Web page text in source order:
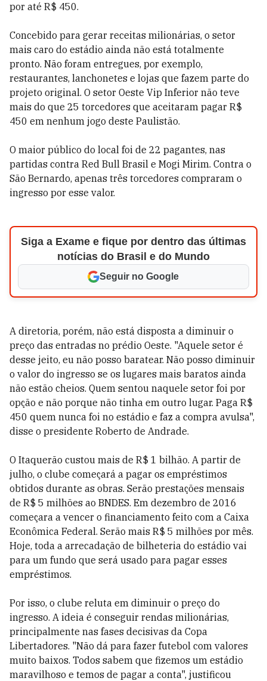
por até R$ 450.
Concebido para gerar receitas milionárias, o setor
mais caro do estádio ainda não está totalmente
pronto. Não foram entregues, por exemplo,
restaurantes, lanchonetes e lojas que fazem parte do
projeto original. O setor Oeste Vip Inferior não teve
mais do que 25 torcedores que aceitaram pagar R$
450 em nenhum jogo deste Paulistão.
O maior público do local foi de 22 pagantes, nas
partidas contra Red Bull Brasil e Mogi Mirim. Contra o
São Bernardo, apenas três torcedores compraram o
ingresso por esse valor.
Siga a Exame e fique por dentro das últimas
notícias do Brasil e do Mundo
Seguir no Google
A diretoria, porém, não está disposta a diminuir o
preço das entradas no prédio Oeste. "Aquele setor é
desse jeito, eu não posso baratear. Não posso diminuir
o valor do ingresso se os lugares mais baratos ainda
não estão cheios. Quem sentou naquele setor foi por
opção e não porque não tinha em outro lugar. Paga R$
450 quem nunca foi no estádio e faz a compra avulsa",
disse o presidente Roberto de Andrade.
O Itaquerão custou mais de R$ 1 bilhão. A partir de
julho, o clube começará a pagar os empréstimos
obtidos durante as obras. Serão prestações mensais
de R$ 5 milhões ao BNDES. Em dezembro de 2016
começara a vencer o financiamento feito com a Caixa
Econômica Federal. Serão mais R$ 5 milhões por mês.
Hoje, toda a arrecadação de bilheteria do estádio vai
para um fundo que será usado para pagar esses
empréstimos.
Por isso, o clube reluta em diminuir o preço do
ingresso. A ideia é conseguir rendas milionárias,
principalmente nas fases decisivas da Copa
Libertadores. "Não dá para fazer futebol com valores
muito baixos. Todos sabem que fizemos um estádio
maravilhoso e temos de pagar a conta", justificou